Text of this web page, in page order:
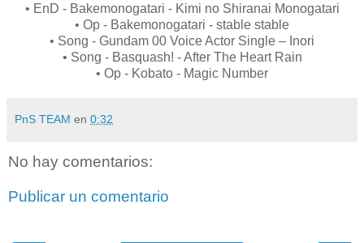
• EnD - Bakemonogatari - Kimi no Shiranai Monogatari
• Op - Bakemonogatari - stable stable
• Song - Gundam 00 Voice Actor Single – Inori
• Song - Basquash! - After The Heart Rain
• Op - Kobato - Magic Number
PnS TEAM en 0:32
No hay comentarios:
Publicar un comentario